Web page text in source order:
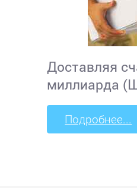
Доставляя
миллиарда
Подробнее...